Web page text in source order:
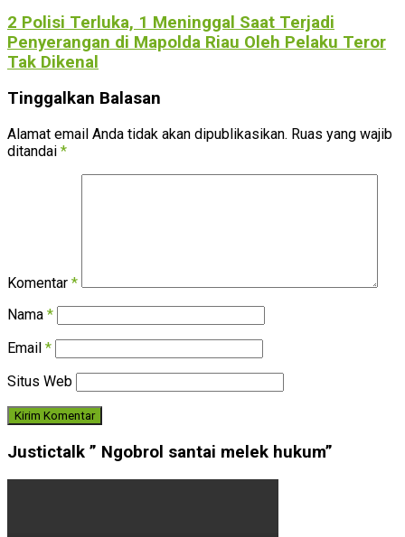
2 Polisi Terluka, 1 Meninggal Saat Terjadi
Penyerangan di Mapolda Riau Oleh Pelaku Teror
Tak Dikenal
Tinggalkan Balasan
Alamat email Anda tidak akan dipublikasikan. Ruas yang wajib
ditandai *
Komentar *
Nama *
Email *
Situs Web
Justictalk ” Ngobrol santai melek hukum”